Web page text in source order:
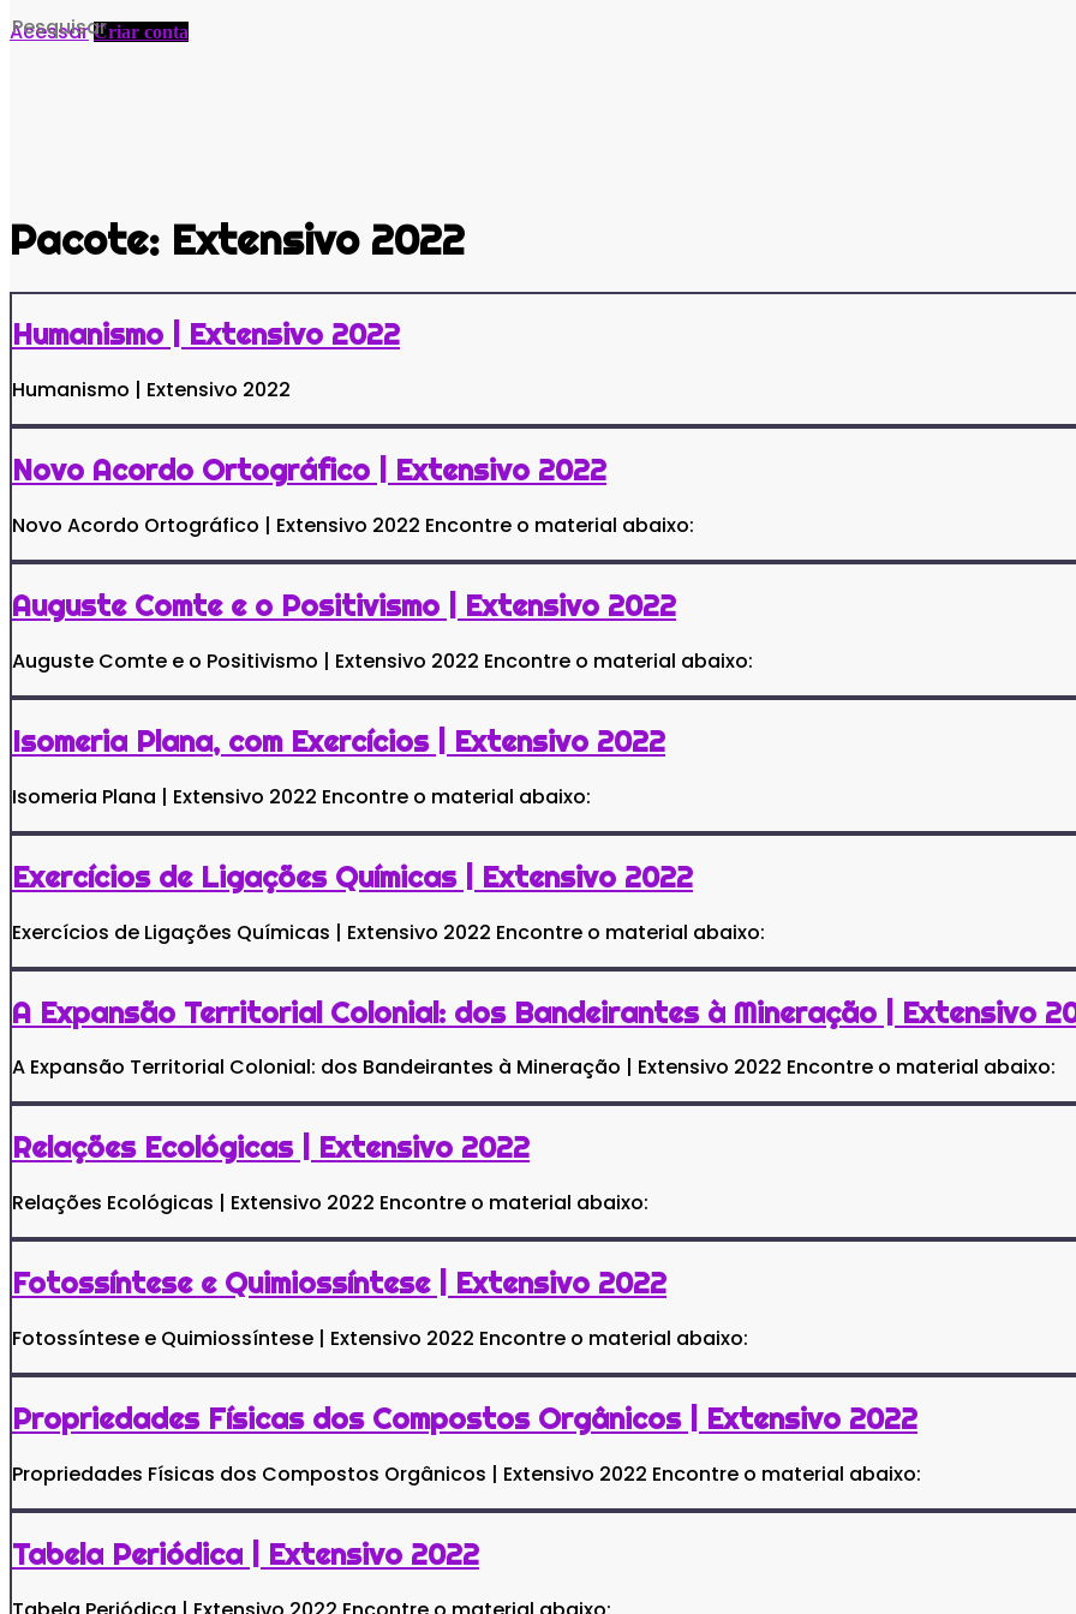
Acessar Criar conta
for:
Pacote: Extensivo 2022
Humanismo | Extensivo 2022
Humanismo | Extensivo 2022
Novo Acordo Ortográfico | Extensivo 2022
Novo Acordo Ortográfico | Extensivo 2022 Encontre o material abaixo:
Auguste Comte e o Positivismo | Extensivo 2022
Auguste Comte e o Positivismo | Extensivo 2022 Encontre o material abaixo:
Isomeria Plana, com Exercícios | Extensivo 2022
Isomeria Plana | Extensivo 2022 Encontre o material abaixo:
Exercícios de Ligações Químicas | Extensivo 2022
Exercícios de Ligações Químicas | Extensivo 2022 Encontre o material abaixo:
A Expansão Territorial Colonial: dos Bandeirantes à Mineração | Extensivo
A Expansão Territorial Colonial: dos Bandeirantes à Mineração | Extensivo 2022 Encontre o material abaixo:
Relações Ecológicas | Extensivo 2022
Relações Ecológicas | Extensivo 2022 Encontre o material abaixo:
Fotossíntese e Quimiossíntese | Extensivo 2022
Fotossíntese e Quimiossíntese | Extensivo 2022 Encontre o material abaixo:
Propriedades Físicas dos Compostos Orgânicos | Extensivo 2022
Propriedades Físicas dos Compostos Orgânicos | Extensivo 2022 Encontre o material abaixo:
Tabela Periódica | Extensivo 2022